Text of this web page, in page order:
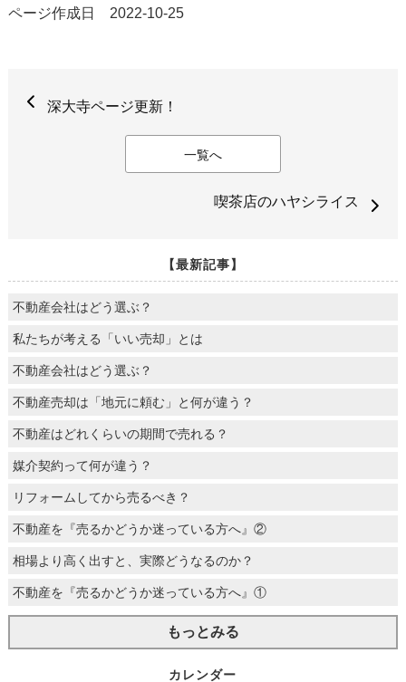
ページ作成日 2022-10-25
深大寺ページ更新！
一覧へ
喫茶店のハヤシライス
【最新記事】
不動産会社はどう選ぶ？
私たちが考える「いい売却」とは
不動産会社はどう選ぶ？
不動産売却は「地元に頼む」と何が違う？
不動産はどれくらいの期間で売れる？
媒介契約って何が違う？
リフォームしてから売るべき？
不動産を『売るかどうか迷っている方へ』②
相場より高く出すと、実際どうなるのか？
不動産を『売るかどうか迷っている方へ』①
もっとみる
カレンダー